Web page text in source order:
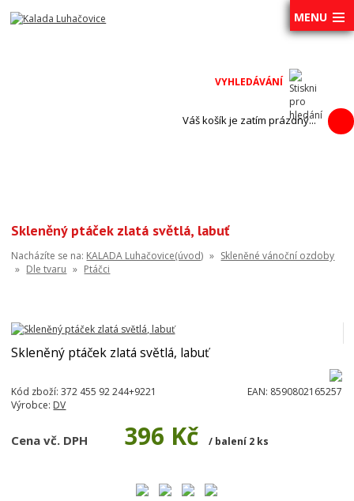
MENU
Váš košík je zatím prázdný...
Skleněný ptáček zlatá světlá, labuť
Nacházíte se na: KALADA Luhačovice(úvod) » Skleněné vánoční ozdoby
» Dle tvaru » Ptáčci
Skleněný ptáček zlatá světlá, labuť
Kód zboží: 372 455 92 244+9221 EAN: 8590802165257
Výrobce: DV
Cena vč. DPH 396 Kč / balení 2 ks